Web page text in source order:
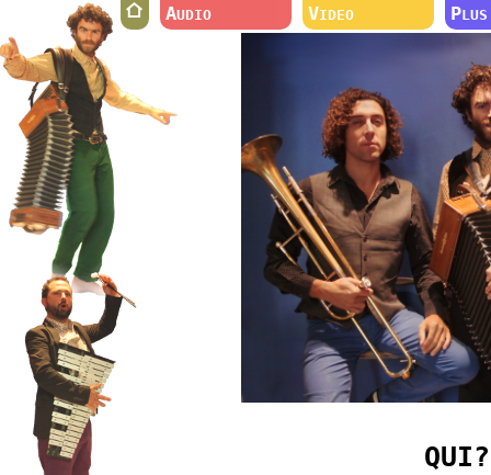
AUDIO VIDEO P